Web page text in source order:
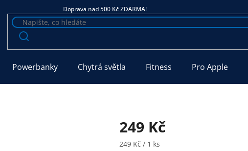
Doprava nad 500 Kč ZDARMA!
Powerbanky Chytrá světla Fitness Pro Apple
249 Kč
Měrná cena:
249 Kč / 1 ks